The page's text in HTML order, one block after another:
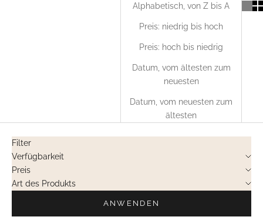
Alphabetisch, von Z bis A
Preis: niedrig bis hoch
Preis: hoch bis niedrig
Datum, vom ältesten zum
neuesten
Datum, vom neuesten zum
ältesten
Filter
Verfügbarkeit
Preis
Art des Produkts
ANWENDEN